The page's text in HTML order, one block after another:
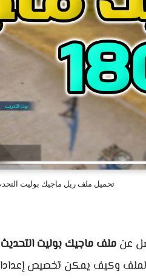
تحميل ملف ريل ماجيك بوليت التحدث
عن ملف ماجيك بوليت التحديث 3.5
وكيف يمكن تخصيص